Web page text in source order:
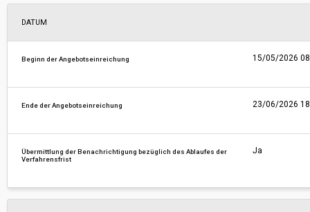
DATUM
Beginn der Angebotseinreichung 15/05/2026
Ende der Angebotseinreichung 23/06/2026
Übermittlung der Benachrichtigung bezüglich des Ablaufes der
Verfahrensfrist
Ja